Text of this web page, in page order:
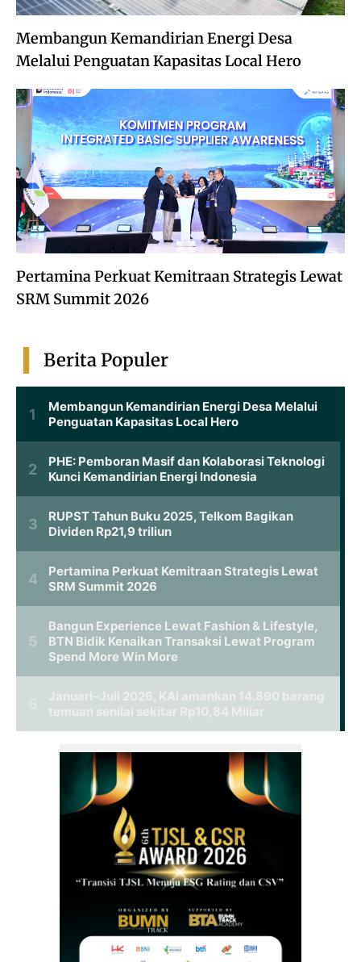
Membangun Kemandirian Energi Desa
Melalui Penguatan Kapasitas Local Hero
Pertamina Perkuat Kemitraan Strategis Lewat
SRM Summit 2026
Berita Populer